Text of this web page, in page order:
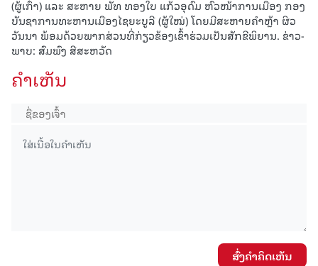
(ຜູ້ເກົ່າ) ແລະ ສະຫາຍ ພັທ ທອງໃບ ແກ້ວອຸດົມ ຫົວໜ້າການເມືອງ ກອງ
ບັນຊາການທະຫານເມືອງໄຊຍະບູລີ (ຜູ້ໃໝ່) ໂດຍມີສະຫາຍຄຳຫຼ້າ ຜິວ
ວັນນາ ພ້ອມດ້ວຍພາກສ່ວນທີ່ກ່ຽວຂ້ອງເຂົ້າຮ່ວມເປັນສັກຂີພິຍານ. ຂ່າວ-
ພາບ: ສົມພົງ ສີສະຫວັດ
ຄໍາເຫັນ
ສົ່ງຄໍາຄິດເຫັນ